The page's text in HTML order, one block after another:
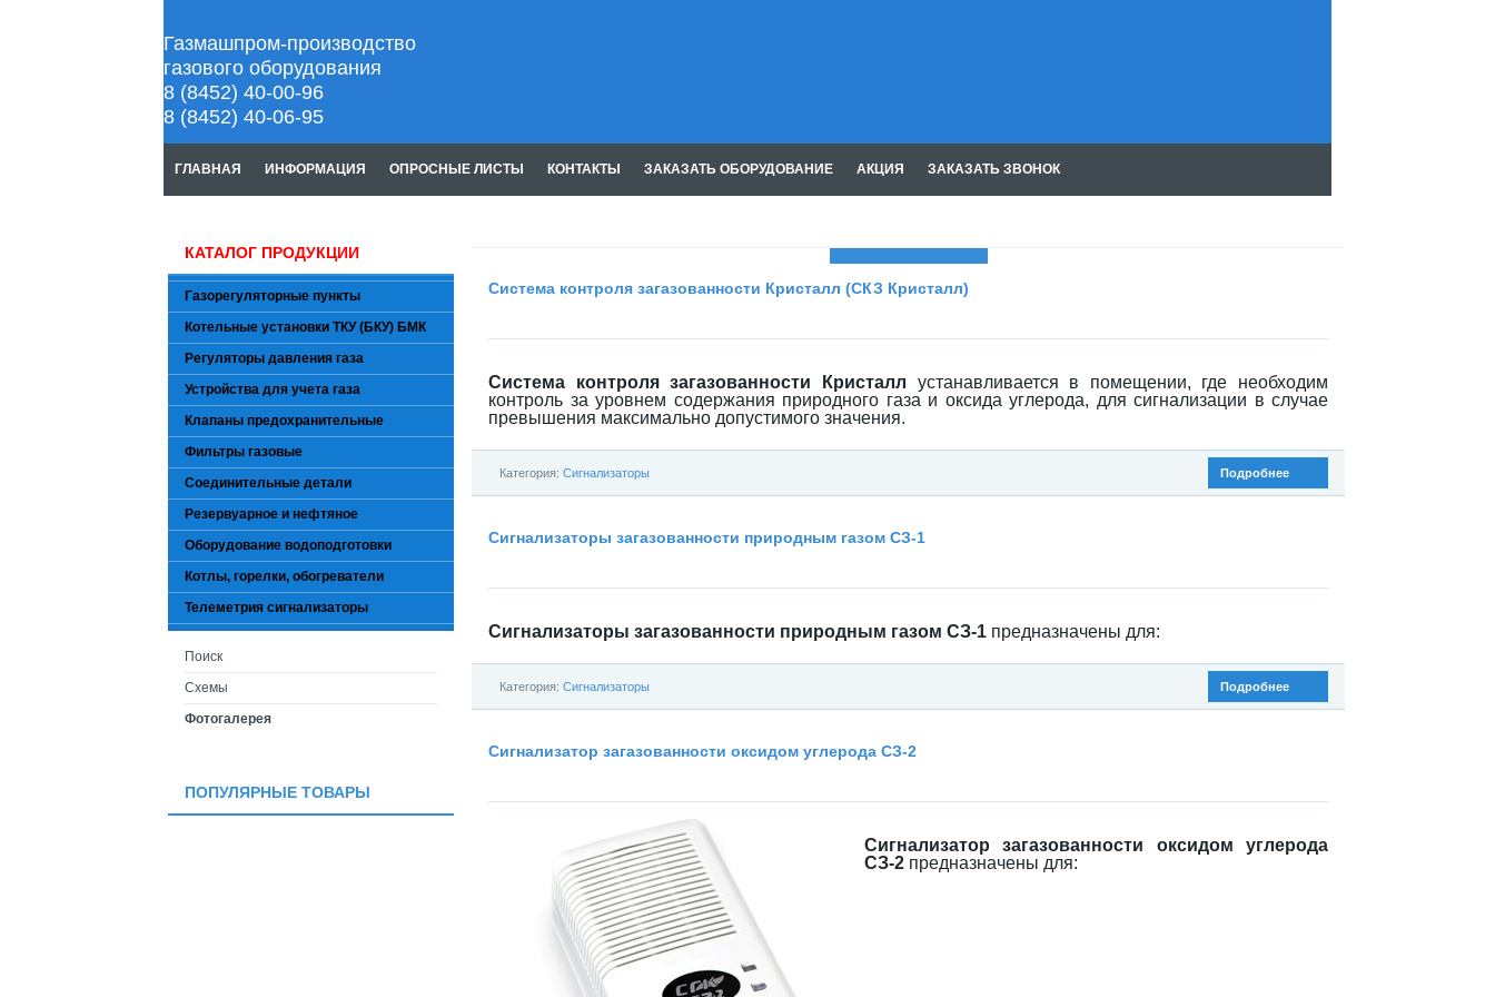
Газмашпром-производство
газового оборудования
8 (8452) 40-00-96
8 (8452) 40-06-95
ГЛАВНАЯ ИНФОРМАЦИЯ ОПРОСНЫЕ ЛИСТЫ КОНТАКТЫ ЗАКАЗАТЬ ОБОРУДОВАНИЕ АКЦИЯ
ЗАКАЗАТЬ ЗВОНОК
Система контроля загазованности Кристалл (СКЗ Кристалл)
Система контроля загазованности Кристалл
устанавливается в помещении, где необходим
контроль за уровнем содержания природного газа и оксида углерода, для сигнализации в случае
превышения максимально допустимого значения.
Подробнее
Категория: Сигнализаторы
Сигнализаторы загазованности природным газом СЗ-1
Сигнализаторы загазованности природным газом СЗ-1 предназначены для:
Подробнее
Категория: Сигнализаторы
Сигнализатор загазованности оксидом углерода СЗ-2
Сигнализатор загазованности оксидом углерода
СЗ-2 предназначены для:
КАТАЛОГ ПРОДУКЦИИ
Газорегуляторные пункты
Котельные установки ТКУ (БКУ) БМК
Регуляторы давления газа
Устройства для учета газа
Клапаны предохранительные
Фильтры газовые
Соединительные детали
Резервуарное и нефтяное
Оборудование водоподготовки
Котлы, горелки, обогреватели
Телеметрия сигнализаторы
Поиск
Схемы
Фотогалерея
ПОПУЛЯРНЫЕ ТОВАРЫ